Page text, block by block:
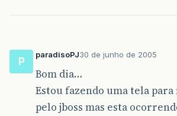
P
paradisoPJ30 de junho de 2005
Bom dia…
Estou fazendo uma tela
pelo jboss mas esta